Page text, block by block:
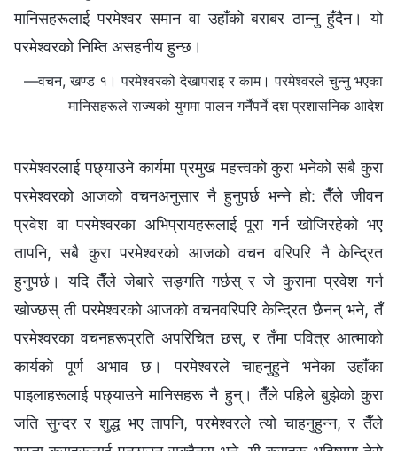
मानिसहरूलाई परमेश्‍वर समान वा उहाँको बराबर ठान्‍नु हुँदैन। यो
परमेश्‍वरको निम्ति असहनीय हुन्छ।
—वचन, खण्ड १। परमेश्‍वरको देखापराइ र काम। परमेश्‍वरले चुन्‍नु भएका
मानिसहरूले राज्यको युगमा पालन गर्नैपर्ने दश प्रशासनिक आदेश
परमेश्‍वरलाई पछ्याउने कार्यमा प्रमुख महत्त्वको कुरा भनेको सबै कुरा
परमेश्‍वरको आजको वचनअनुसार नै हुनुपर्छ भन्‍ने हो: तैँले जीवन
प्रवेश वा परमेश्‍वरका अभिप्रायहरूलाई पूरा गर्न खोजिरहेको भए
तापनि, सबै कुरा परमेश्‍वरको आजको वचन वरिपरि नै केन्द्रित
हुनुपर्छ। यदि तैँले जेबारे सङ्गति गर्छस् र जे कुरामा प्रवेश गर्न
खोज्छस् ती परमेश्‍वरको आजको वचनवरिपरि केन्द्रित छैनन् भने, तँ
परमेश्‍वरका वचनहरूप्रति अपरिचित छस्, र तँमा पवित्र आत्‍माको
कार्यको पूर्ण अभाव छ। परमेश्‍वरले चाहनुहुने भनेका उहाँका
पाइलाहरूलाई पछ्याउने मानिसहरू नै हुन्। तैँले पहिले बुझेको कुरा
जति सुन्दर र शुद्ध भए तापनि, परमेश्‍वरले त्यो चाहनुहुन्‍न, र तैँले